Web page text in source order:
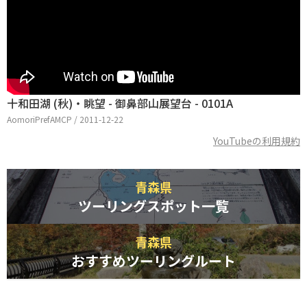
十和田湖 (秋)・眺望 - 御鼻部山展望台 - 0101A
AomoriPrefAMCP / 2011-12-22
YouTubeの利用規約
青森県
ツーリングスポット一覧
青森県
おすすめツーリングルート